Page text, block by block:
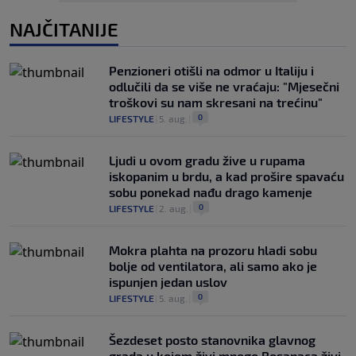
NAJČITANIJE
Penzioneri otišli na odmor u Italiju i
odlučili da se više ne vraćaju: "Mjesečni
troškovi su nam skresani na trećinu"
LIFESTYLE 5. aug. 0
Ljudi u ovom gradu žive u rupama
iskopanim u brdu, a kad prošire spavaću
sobu ponekad nađu drago kamenje
LIFESTYLE 2. aug. 0
Mokra plahta na prozoru hladi sobu
bolje od ventilatora, ali samo ako je
ispunjen jedan uslov
LIFESTYLE 5. aug. 0
Šezdeset posto stanovnika glavnog